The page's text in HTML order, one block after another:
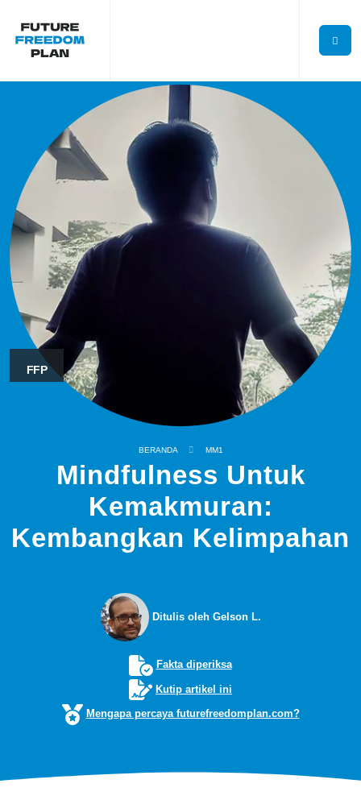
FFP
BERANDA MM1
Mindfulness Untuk
Kemakmuran:
Kembangkan Kelimpahan
Ditulis oleh Gelson L.
Fakta diperiksa
Kutip artikel ini
Mengapa percaya futurefreedomplan.com?